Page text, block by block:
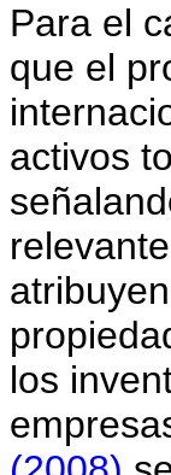
Para el
que el
activos
los